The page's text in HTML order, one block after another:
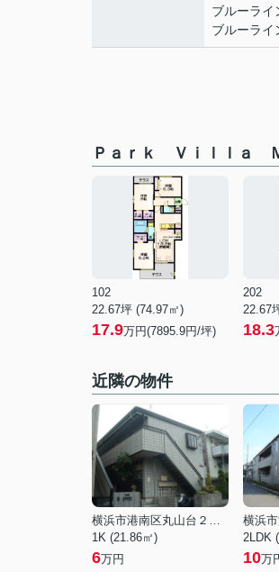
ブルーライ
ブルーライ
Ｐａｒｋ Ｖｉｌｌａ
102
22.67坪 (74.97㎡)
17.9万円(7895.9円/坪)
202
22.67
18.3
近隣の物件
横浜市港南区丸山台２丁目
1K (21.86㎡)
6万円
2LDK
10万